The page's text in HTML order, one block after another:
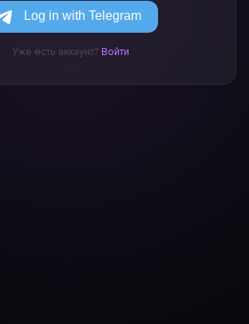
Уже есть аккаунт? Войти